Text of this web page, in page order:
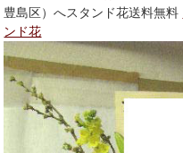
豊島区）へスタンド花送料無料
ンド花